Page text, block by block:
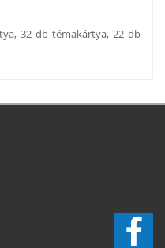
32 db témakártya, 22 db